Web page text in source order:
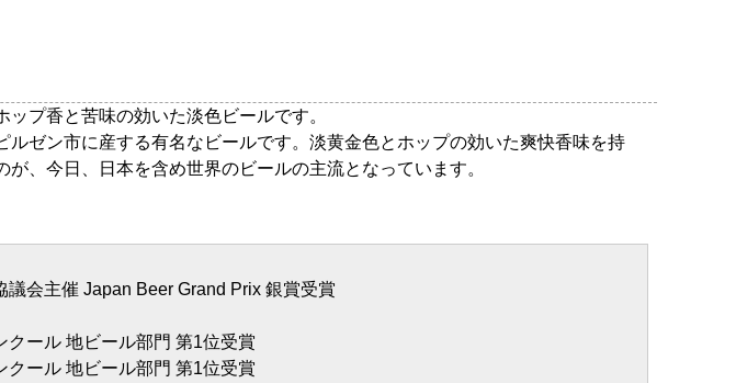
プ香と苦味の効いた淡色ビールです。
ルゼン市に産する有名なビールです。淡黄金色とホップの効いた爽快香味を持
が、今日、日本を含め世界のビールの主流となっています。
議会主催 Japan Beer Grand Prix 銀賞受賞
クール 地ビール部門 第1位受賞
クール 地ビール部門 第1位受賞